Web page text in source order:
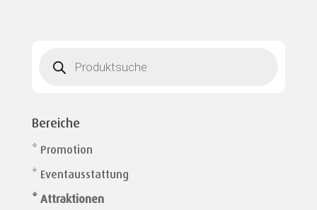
search
Bereiche
* Promotion
* Eventausstattung
* Attraktionen